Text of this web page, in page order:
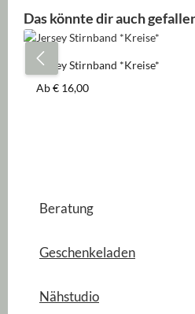
Produktgalerie überspringen
Das könnte dir auch
Jersey Stirnband *Kreise*
Regulärer Preis:
Ab€ 16,00
Beratung
Geschenkeladen
Nähstudio